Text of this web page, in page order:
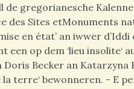
gregorianesche
des Sites etMonuments
en état’ an iwwer
een op dem ‘lieu insolite‘
Doris Becker an Katarzyna
terre‘ bewonneren. - E